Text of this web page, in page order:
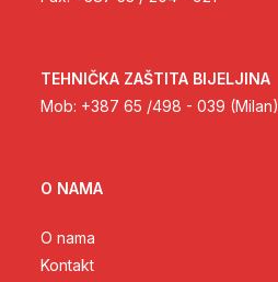
TEHNIČKA ZAŠTITA BIJELJINA
Mob: +387 65 /498 - 039 (Milan)
O NAMA
O nama
Kontakt